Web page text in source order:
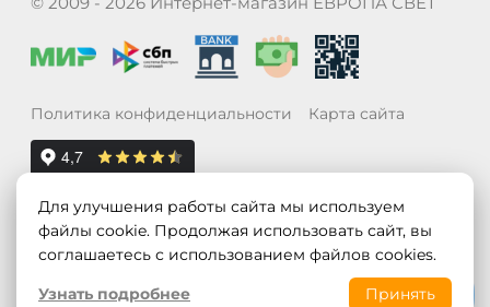
Политика конфиденциальности Карта сайта
Для улучшения работы сайта мы используем
файлы cookie. Продолжая использовать сайт, вы
соглашаетесь с использованием файлов cookies.
Узнать подробнее
Принять